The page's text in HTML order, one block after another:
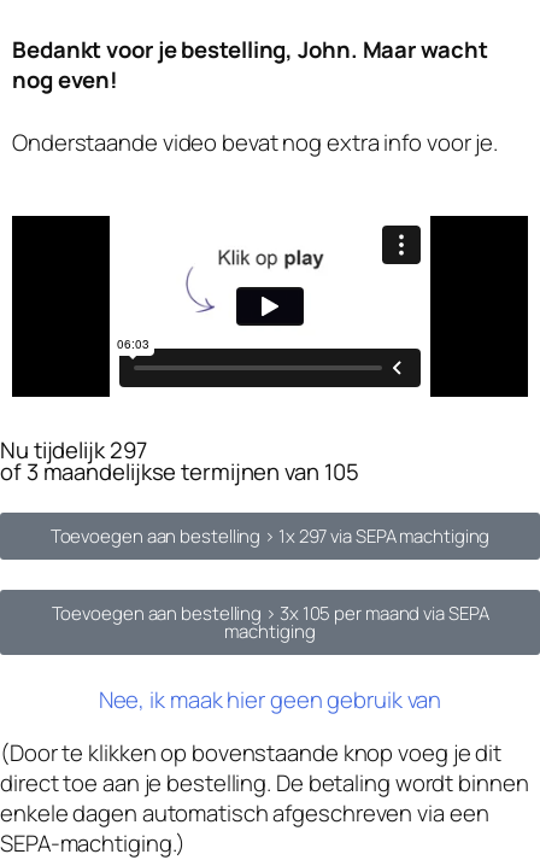
Bedankt voor je bestelling, John. Maar wacht
nog even!
Onderstaande video bevat nog extra info voor je.
Nu tijdelijk 297
of 3 maandelijkse termijnen van 105
Toevoegen aan bestelling > 1x 297 via SEPA machtiging
Toevoegen aan bestelling > 3x 105 per maand via SEPA
machtiging
Nee, ik maak hier geen gebruik van
(Door te klikken op bovenstaande knop voeg je dit
direct toe aan je bestelling. De betaling wordt binnen
enkele dagen automatisch afgeschreven via een
SEPA-machtiging.)